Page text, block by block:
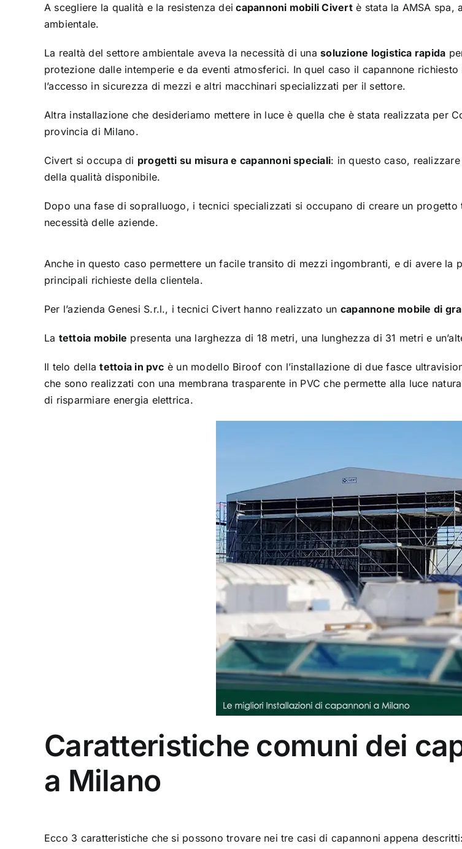
A scegliere la qualità e la resistenza dei capannoni mobili Civertè stata la AMSA spa,
ambientale.
La realtà del settore ambientale aveva la necessità di unasoluzione logistica rapida
protezione dalle intemperie e da eventi atmosferici. In quel caso il capannone
l’accesso in sicurezza di mezzi e altri macchinari specializzati per il settore.
Altra installazione che desideriamo mettere in luce è quella che è stata realizzata per
provincia di Milano.
Civert si occupa di progetti su misura e capannoni speciali: in questo caso,
della qualità disponibile.
Dopo una fase di sopralluogo, i tecnici specializzati si occupano di creare un
necessità delle aziende.
Anche in questo caso permettere un facile transito di mezzi ingombranti, e di avere
principali richieste della clientela.
Per l’azienda Genesi S.r.l., i tecnici Civert hanno realizzato un capannone mobile di
La tettoia mobile presenta una larghezza di 18 metri, una lunghezza di 31 metri e
Il telo dellatettoia in pvc è un modello Biroof con l’installazione di due fasce
che sono realizzati con una membrana trasparente in PVC che permette alla luce
di risparmiare energia elettrica.
Caratteristiche comuni dei
a Milano
Ecco 3 caratteristiche che si possono trovare nei tre casi di capannoni appena descritti: